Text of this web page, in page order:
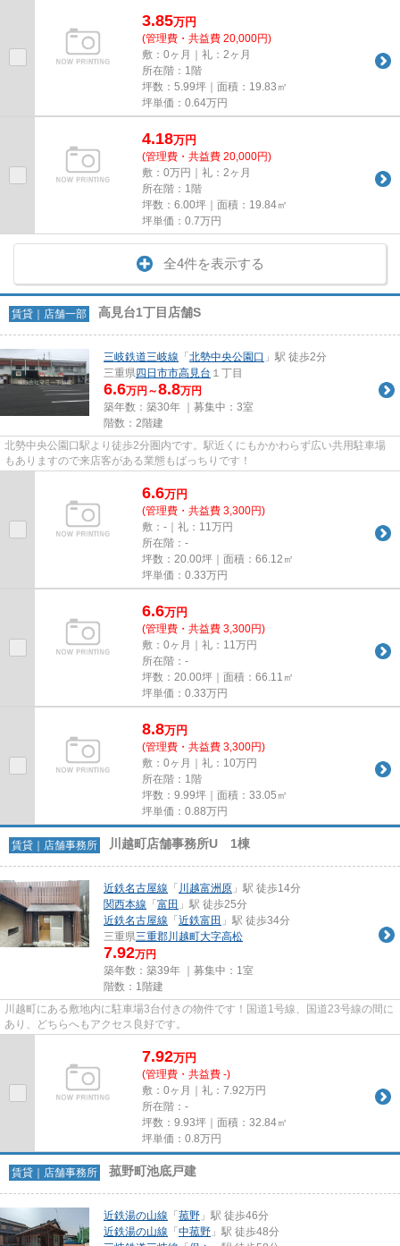
3.85万円
(管理費・共益費 20,000円)
敷：0ヶ月｜礼：2ヶ月
所在階：1階
坪数：5.99坪｜面積：19.83㎡
坪単価： 0.64万円
4.18万円
(管理費・共益費 20,000円)
敷：0万円｜礼：2ヶ月
所在階：1階
坪数：6.00坪｜面積：19.84㎡
坪単価： 0.7万円
全4件を表示する
賃貸｜店舗一部 高見台1丁目店舗S
三岐鉄道三岐線 「 北勢中央公園口 」駅 徒歩2分
三重県四日市市高見台 １丁目
6.6万円～8.8万円
築年数：築30年 ｜募集中： 3室
階数：2階建
北勢中央公園口駅より徒歩2分圏内です。駅近くにもかかわらず広い共用駐車場
もありますので来店客がある業態もばっちりです！
6.6万円
(管理費・共益費 3,300円)
敷：-｜礼：11万円
所在階：-
坪数：20.00坪｜面積：66.12㎡
坪単価： 0.33万円
6.6万円
(管理費・共益費 3,300円)
敷：0ヶ月｜礼：11万円
所在階：-
坪数：20.00坪｜面積：66.11㎡
坪単価： 0.33万円
8.8万円
(管理費・共益費 3,300円)
敷：0ヶ月｜礼：10万円
所在階：1階
坪数：9.99坪｜面積：33.05㎡
坪単価： 0.88万円
賃貸｜店舗事務所 川越町店舗事務所U 1棟
近鉄名古屋線 「 川越富洲原 」駅 徒歩14分
関西本線 「 富田 」駅 徒歩25分
近鉄名古屋線 「 近鉄富田 」駅 徒歩34分
三重県三重郡川越町大字高松
7.92万円
築年数：築39年 ｜募集中： 1室
階数：1階建
川越町にある敷地内に駐車場3台付きの物件です！国道1号線、国道23号線の間に
あり、どちらへもアクセス良好です。
7.92万円
(管理費・共益費 -)
敷：0ヶ月｜礼：7.92万円
所在階：-
坪数：9.93坪｜面積：32.84㎡
坪単価： 0.8万円
賃貸｜店舗事務所 菰野町池底戸建
近鉄湯の山線 「 菰野 」駅 徒歩46分
近鉄湯の山線 「 中菰野 」駅 徒歩48分